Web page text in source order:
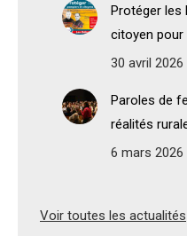
Protéger les
citoyen pour
30 avril 2026
Paroles de
réalités
6 mars 2026
Voir toutes les actualités